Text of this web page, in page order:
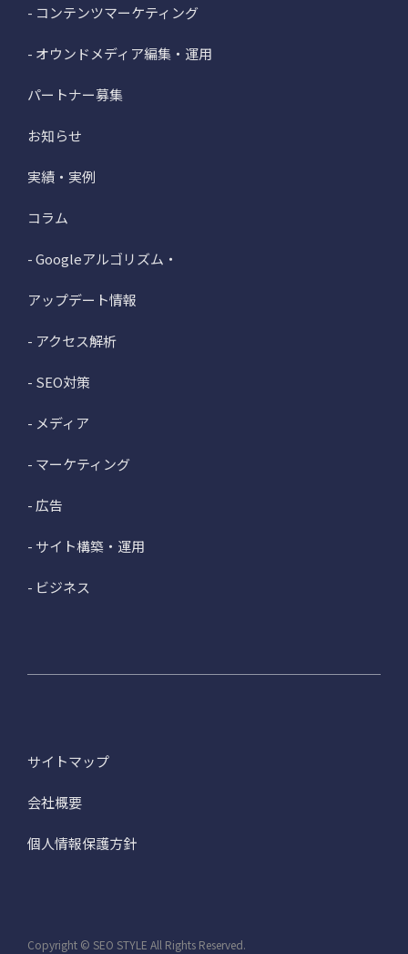
- コンテンツマーケティング
- オウンドメディア編集・運用
パートナー募集
お知らせ
実績・実例
コラム
- Googleアルゴリズム・
アップデート情報
- アクセス解析
- SEO対策
- メディア
- マーケティング
- 広告
- サイト構築・運用
- ビジネス
サイトマップ
会社概要
個人情報保護方針
Copyright © SEO STYLE All Rights Reserved.